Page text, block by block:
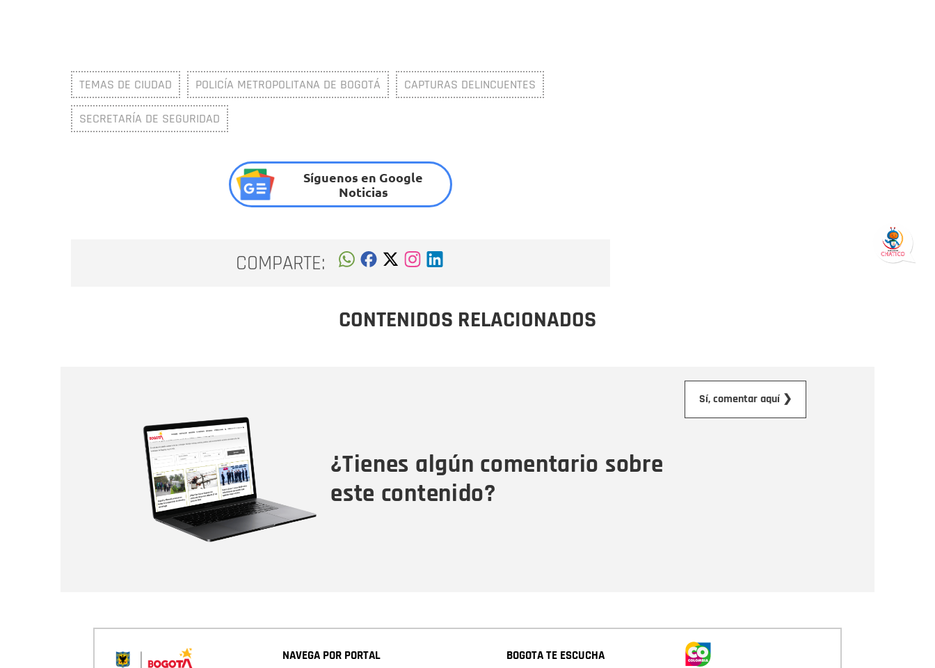
TEMAS DE CIUDAD POLICÍA METROPOLITANA DE BOGOTÁ CAPTURAS DELINCUENTES
SECRETARÍA DE SEGURIDAD
Síguenos en Google
Noticias
COMPARTE:
CONTENIDOS RELACIONADOS
¿Tienes algún comentario sobre
este contenido?
Sí, comentar aquí ❯
NAVEGA POR PORTAL BOGOTA TE ESCUCHA